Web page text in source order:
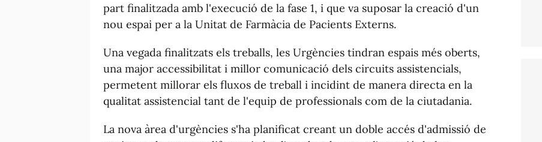
part finalitzada amb l'execució de la fase 1, i que va suposar la creació d'un
nou espai per a la Unitat de Farmàcia de Pacients Externs.
Una vegada finalitzats els treballs, les Urgències tindran espais més oberts,
una major accessibilitat i millor comunicació dels circuits assistencials,
permetent millorar els fluxos de treball i incidint de manera directa en la
qualitat assistencial tant de l'equip de professionals com de la ciutadania.
La nova àrea d'urgències s'ha planificat creant un doble accés d'admissió de